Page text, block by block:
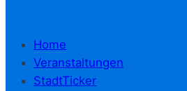
Home
Veranstaltungen
StadtTicker